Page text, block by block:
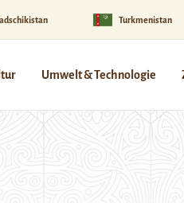
Turkmenistan
Umwelt & Technologie